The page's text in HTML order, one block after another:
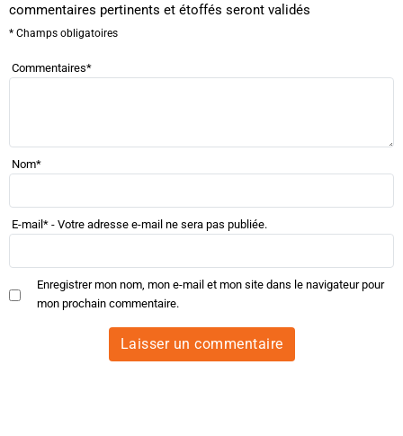
commentaires pertinents et étoffés seront validés
* Champs obligatoires
Commentaires*
Nom*
E-mail* - Votre adresse e-mail ne sera pas publiée.
Enregistrer mon nom, mon e-mail et mon site dans le navigateur pour
mon prochain commentaire.